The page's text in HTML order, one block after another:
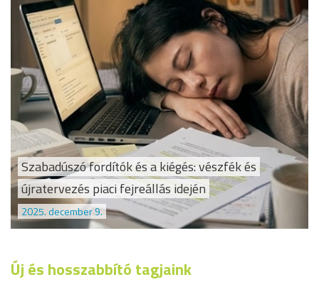
Szabadúszó fordítók és a kiégés: vészfék és
újratervezés piaci fejreállás idején
2025. december 9.
Új és hosszabbító tagjaink